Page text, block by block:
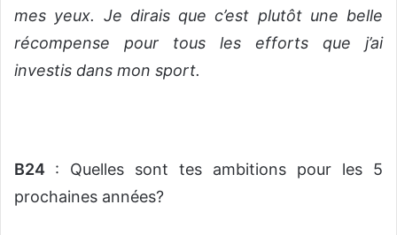
mes yeux. Je dirais que c’est plutôt une belle
récompense pour tous les efforts que j’ai
investis dans mon sport.
B24 : Quelles sont tes ambitions pour les 5
prochaines années?